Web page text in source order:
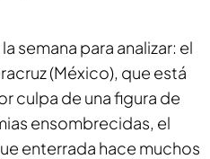
semana para analizar: el
(México), que está
culpa de una figura de
ensombrecidas, el
enterrada hace muchos